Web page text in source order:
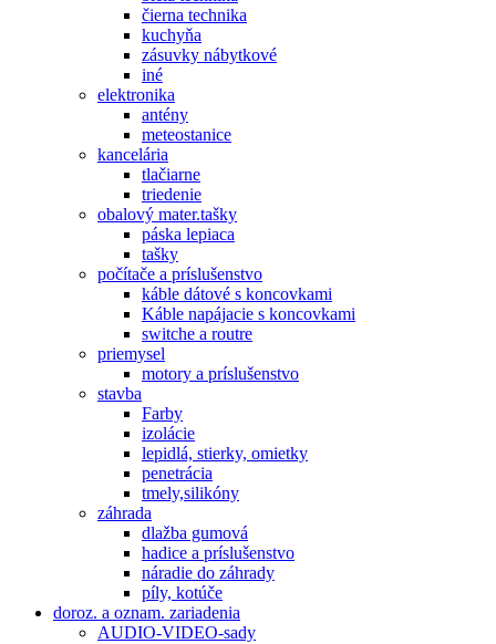
čierna technika
kuchyňa
zásuvky nábytkové
iné
elektronika
antény
meteostanice
kancelária
tlačiarne
triedenie
obalový mater.tašky
páska lepiaca
tašky
počítače a príslušenstvo
káble dátové s koncovkami
Káble napájacie s koncovkami
switche a routre
priemysel
motory a príslušenstvo
stavba
Farby
izolácie
lepidlá, stierky, omietky
penetrácia
tmely,silikóny
záhrada
dlažba gumová
hadice a príslušenstvo
náradie do záhrady
píly, kotúče
doroz. a oznam. zariadenia
AUDIO-VIDEO-sady